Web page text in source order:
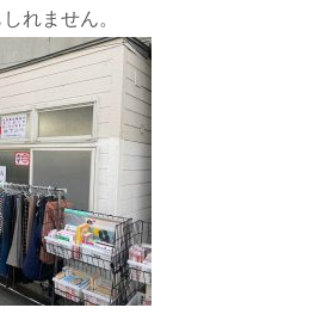
れません。